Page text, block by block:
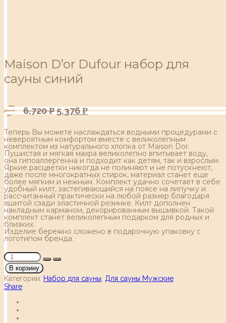
Maison D’or Dufour набор для
сауны синий
6,720Р 5,376Р
Теперь Вы можете наслаждаться водными процедурами с
невероятным комфортом вместе с великолепным
комплектом из натурального хлопка от Maison Dor.
Пушистая и мягкая махра великолепно впитывает воду,
она гипоаллергенна и подходит как детям, так и взрослым.
Яркие расцветки никогда не полиняют и не потускнеют,
даже после многократных стирок, материал станет еще
более мягким и нежным. Комплект удачно сочетает в себе
удобный килт, застегивающийся на поясе на липучку и
рассчитанный практически на любой размер благодаря
вшитой сзади эластичной резинке. Килт дополнен
накладным карманом, декорированным вышивкой. Такой
комплект станет великолепным подарком для родных и
близких.
Изделие бережно сложено в подарочную упаковку с
логотипом бренда.
В корзину
Категории: Набор для сауны
Для сауны Мужские
Share